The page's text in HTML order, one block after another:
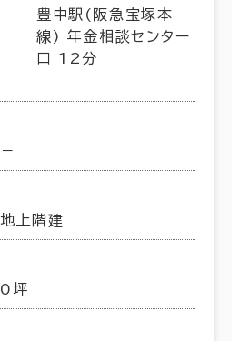
豊中駅(阪急宝塚本
線) 年金相談センター
口 12分
－
地上階建
0坪